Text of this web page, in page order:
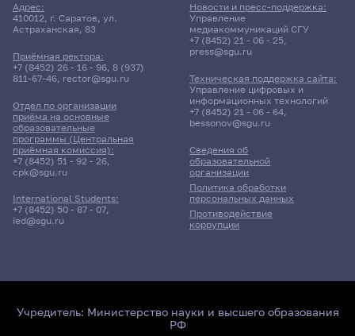
Адрес:
410012, г. Саратов, ул.
Астраханская, 83
Приёмная ректора:
+7 (8452) 26 - 16 - 96, 8 (937)
811-67-46, rector@sgu.ru
Отдел по организации
приёма на основные
образовательные
программы (Центральная
приёмная комиссия):
+7 (8452) 51 - 92 - 26,
cpk@sgu.ru
International Students:
+7 (8452) 50 - 87 - 07,
ied@sgu.ru
Сведения об
образовательной
организации
Политика обработки
персональных данных
Противодействие
коррупции
Новости и пресс-поддержка:
Управление
медиакоммуникаций СГУ
+7 (8452) 21 - 06 - 25,
press@sgu.ru
Техническая поддержка сайта:
Управление цифровых и
информационных технологий
+7 (8452) 21 - 06 - 64,
bessonov@sgu.ru
Учредитель: Министерство науки и высшего образования
РФ